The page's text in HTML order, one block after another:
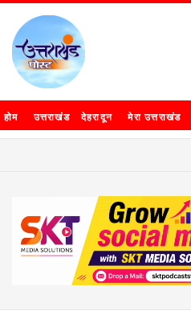
होम उत्तराखंड देहरादून मेरा उत्तराखंड